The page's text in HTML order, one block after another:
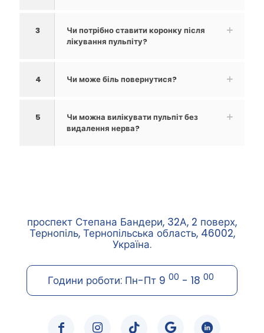
3
Чи потрібно ставити коронку після
лікування пульпіту?
4 Чи може біль повернутися?
5
Чи можна вилікувати пульпіт без
видалення нерва?
проспект Степана Бандери, 32А, 2 поверх,
Тернопіль, Тернопільська область, 46002,
Україна.
Години роботи: Пн-Пт 9 00 - 18 00